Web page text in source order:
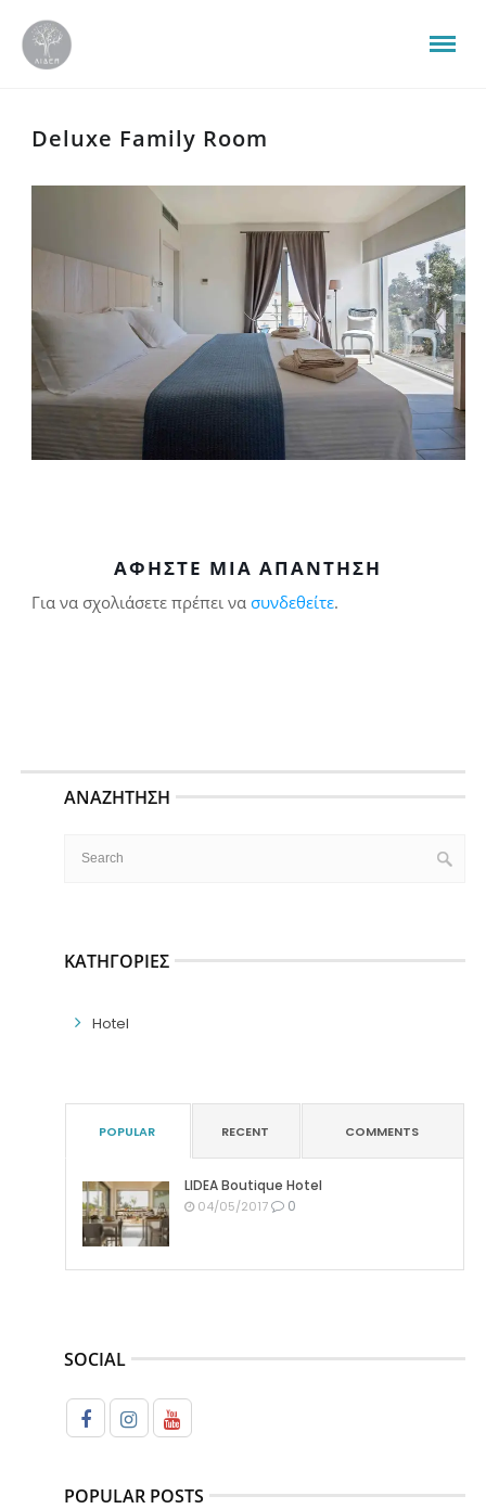
Deluxe Family Room
ΑΦΉΣΤΕ ΜΙΑ ΑΠΆΝΤΗΣΗ
Για να σχολιάσετε πρέπει να συνδεθείτε.
ΑΝΑΖΉΤΗΣΗ
ΚΑΤΗΓΟΡΊΕΣ
Hotel
POPULAR RECENT COMMENTS
LIDEA Boutique Hotel
04/05/2017 0
SOCIAL
POPULAR POSTS